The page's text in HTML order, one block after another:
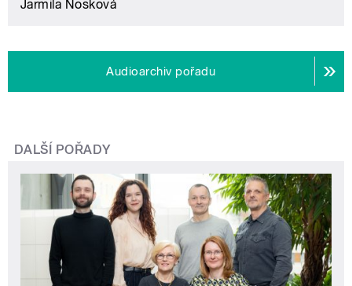
Jarmila Nosková
Audioarchiv pořadu
DALŠÍ POŘADY